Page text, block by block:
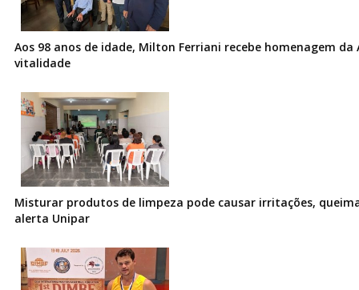
Aos 98 anos de idade, Milton Ferriani recebe homenagem da
vitalidade
Misturar produtos de limpeza pode causar irritações,
alerta Unipar